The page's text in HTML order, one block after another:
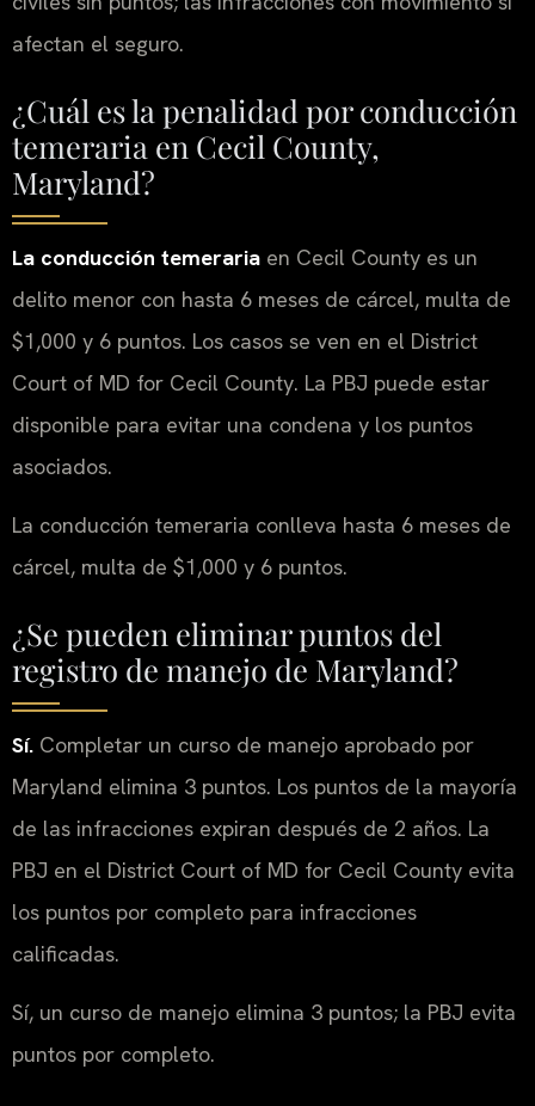
afectan el seguro.
¿Cuál es la penalidad por conducción
temeraria en Cecil County,
Maryland?
La conducción temeraria en Cecil County es un
delito menor con hasta 6 meses de cárcel, multa de
$1,000 y 6 puntos. Los casos se ven en el District
Court of MD for Cecil County. La PBJ puede estar
disponible para evitar una condena y los puntos
asociados.
La conducción temeraria conlleva hasta 6 meses de
cárcel, multa de $1,000 y 6 puntos.
¿Se pueden eliminar puntos del
registro de manejo de Maryland?
Sí. Completar un curso de manejo aprobado por
Maryland elimina 3 puntos. Los puntos de la mayoría
de las infracciones expiran después de 2 años. La
PBJ en el District Court of MD for Cecil County evita
los puntos por completo para infracciones
calificadas.
Sí, un curso de manejo elimina 3 puntos; la PBJ evita
puntos por completo.